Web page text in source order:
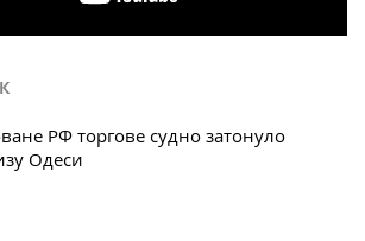
РФ торгове судно затонуло
Одеси